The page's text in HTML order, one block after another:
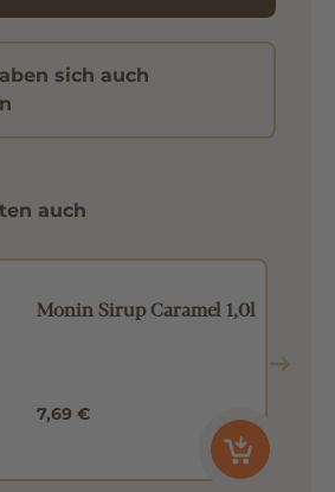
sich auch
auch
Monin Sirup Caramel 1,0l
7,69 €